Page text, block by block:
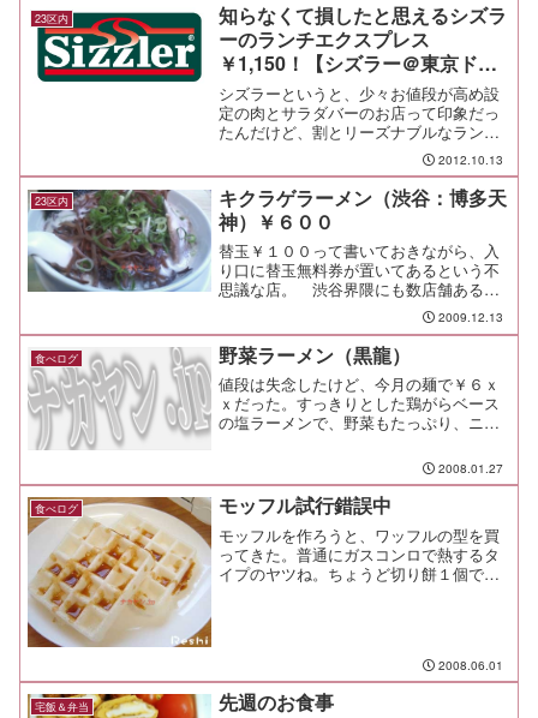
23区内
知らなくて損したと思えるシズラ
ーのランチエクスプレス
￥1,150！【シズラー＠東京ドー
ムホテル】
シズラーというと、少々お値段が高め設
定の肉とサラダバーのお店って印象だっ
たんだけど、割とリーズナブルなランチ
を楽しめる店だということを知った。行
ったのは東京ドームホテルの中。とんで
もなく久しぶりに来た。お目当てのラン
チはコレ。 ランチエクス...
2012.10.13
23区内
キクラゲラーメン（渋谷：博多天
神）￥６００
替玉￥１００って書いておきながら、入
り口に替玉無料券が置いてあるという不
思議な店。 渋谷界隈にも数店舗あるよ
うですが、よく足を運ぶのは渋谷マーク
シティと国道２４６の間にある店舗。東
京都渋谷区道玄坂1-5-4照力ビル 1Fとに
かくこの店は普通...
2009.12.13
食べログ 野菜ラーメン（黒龍）
値段は失念したけど、今月の麺で￥６ｘ
ｘだった。すっきりとした鶏がらベース
の塩ラーメンで、野菜もたっぷり、ニン
っちりして、中の餡も野菜や肉の感触が
しっかりして旨い。入り辛い場所にある
くせに、最近は混雑して入...
2008.01.27
食べログ モッフル試行錯誤中
モッフルを作ろうと、ワッフルの型を買
ってきた。普通にガスコンロで熱するタ
イプのヤツね。ちょうど切り餅１個で四
2008.06.01
宅飯＆弁当 先週のお食事